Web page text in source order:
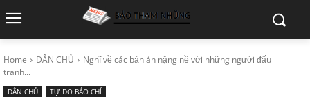
Home DÂN CHỦ
Nghĩ về các bản án nặng nề với những người đấu
tranh...
DÂN CHỦ TỰ DO BÁO CHÍ